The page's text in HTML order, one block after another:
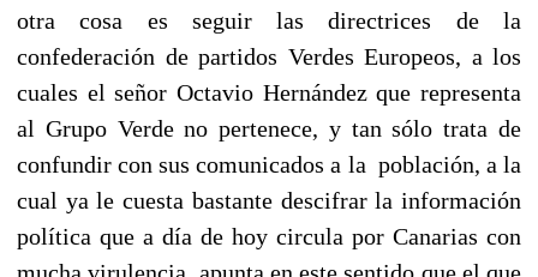
otra cosa es seguir las directrices de la
confederación de partidos Verdes Europeos, a los
cuales el señor Octavio Hernández que representa
al Grupo Verde no pertenece, y tan sólo trata de
confundir con sus comunicados a la población, a la
cual ya le cuesta bastante descifrar la información
política que a día de hoy circula por Canarias con